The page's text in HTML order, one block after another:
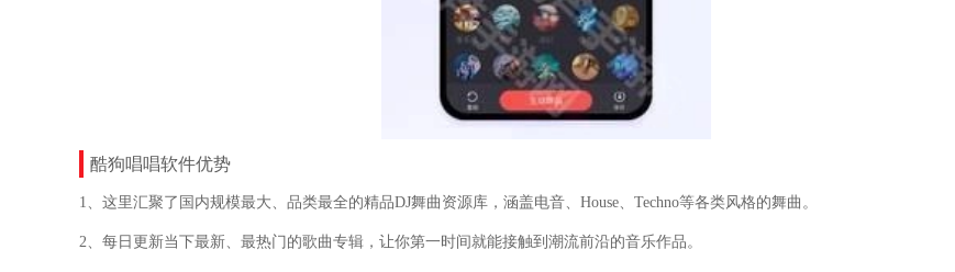
酷狗唱唱软件优势
1、这里汇聚了国内规模最大、品类最全的精品DJ舞曲资源库，涵盖电音、House、Techno等各类风格的舞曲。
2、每日更新当下最新、最热门的歌曲专辑，让你第一时间就能接触到潮流前沿的音乐作品。